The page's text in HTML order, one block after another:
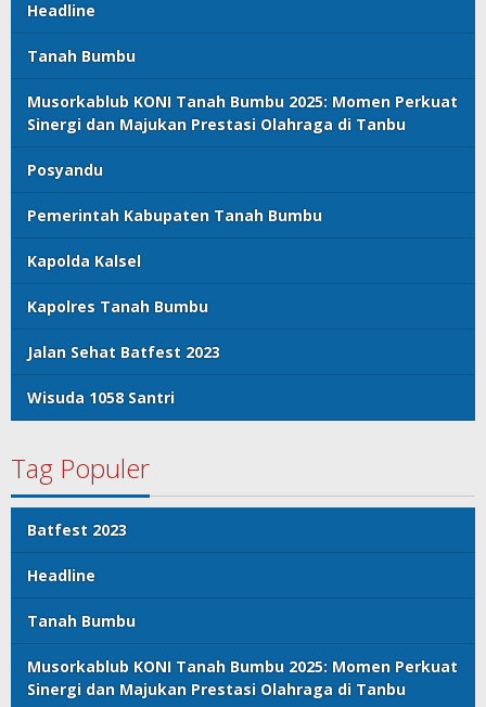
Headline
Tanah Bumbu
Musorkablub KONI Tanah Bumbu 2025: Momen Perkuat
Sinergi dan Majukan Prestasi Olahraga di Tanbu
Posyandu
Pemerintah Kabupaten Tanah Bumbu
Kapolda Kalsel
Kapolres Tanah Bumbu
Jalan Sehat Batfest 2023
Wisuda 1058 Santri
Tag Populer
Batfest 2023
Headline
Tanah Bumbu
Musorkablub KONI Tanah Bumbu 2025: Momen Perkuat
Sinergi dan Majukan Prestasi Olahraga di Tanbu